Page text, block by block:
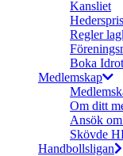
Kansliet
Regler
Boka
Medlemskap
Om ditt
Ansök
Skövde
Handbollsligan